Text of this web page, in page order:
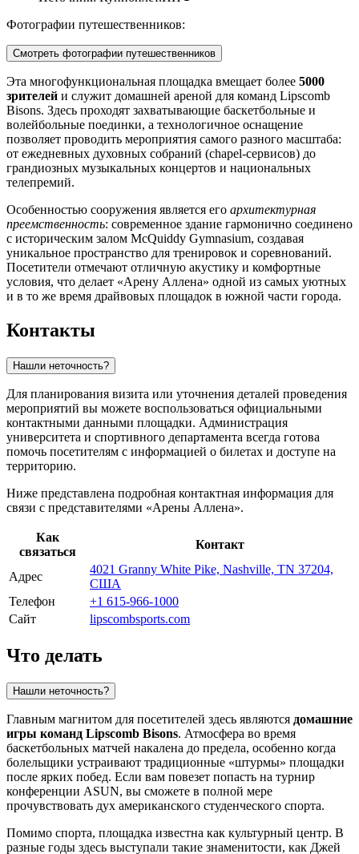
Фотографии путешественников:
Смотреть фотографии путешественников
Эта многофункциональная площадка вмещает более 5000
зрителей и служит домашней ареной для команд Lipscomb
Bisons. Здесь проходят захватывающие баскетбольные и
волейбольные поединки, а технологичное оснащение
позволяет проводить мероприятия самого разного масштаба:
от ежедневных духовных собраний (chapel-сервисов) до
грандиозных музыкальных концертов и национальных
телепремий.
Особенностью сооружения является его архитектурная
преемственность: современное здание гармонично соединено
с историческим залом McQuiddy Gymnasium, создавая
уникальное пространство для тренировок и соревнований.
Посетители отмечают отличную акустику и комфортные
условия, что делает «Арену Аллена» одной из самых уютных
и в то же время драйвовых площадок в южной части города.
Контакты
Нашли неточность?
Для планирования визита или уточнения деталей проведения
мероприятий вы можете воспользоваться официальными
контактными данными площадки. Администрация
университета и спортивного департамента всегда готова
помочь посетителям с информацией о билетах и доступе на
территорию.
Ниже представлена подробная контактная информация для
связи с представителями «Арены Аллена».
Как
связаться
Контакт
Адрес
4021 Granny White Pike, Nashville, TN 37204,
США
Телефон
+1 615-966-1000
Сайт
lipscombsports.com
Что делать
Нашли неточность?
Главным магнитом для посетителей здесь являются домашние
игры команд Lipscomb Bisons. Атмосфера во время
баскетбольных матчей накалена до предела, особенно когда
болельщики устраивают традиционные «штурмы» площадки
после ярких побед. Если вам повезет попасть на турнир
конференции ASUN, вы сможете в полной мере
прочувствовать дух американского студенческого спорта.
Помимо спорта, площадка известна как культурный центр. В
разные годы здесь выступали такие знаменитости, как Джей